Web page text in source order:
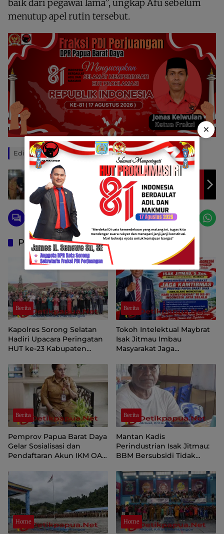
baik dari pegawai lama”, ungkap Afu sebelum
menutup apel rutin tersebut.
Editor: Prabu73
Bupati AFU Buka Pelaksanaan SKD Dan SKB
CPNS Raja Ampat
Pos Terkait
Berita
Kapolres Sorong Selatan
Hadiri Upacara Peringatan
HUT ke-23 Kabupaten
Berita
Tokoh Intelektual Maybrat
Isak Jitmau Imbau
Masyarakat Jaga
81 Kemerdekaan RI
Berita
Pemprov Papua Barat Daya
Gelar Sosialisasi dan
Pendaftaran Akun IKM OAP
Berita
Mantan Kadis
Perindustrian Isak Jitmau:
BBM Bersubsidi Tidak
Distribusi Perlu Diperkuat
Home Home
×